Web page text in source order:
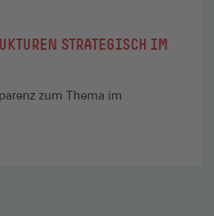
STRATEGISCH IM
zum Thema im